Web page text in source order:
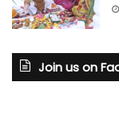
Join us on